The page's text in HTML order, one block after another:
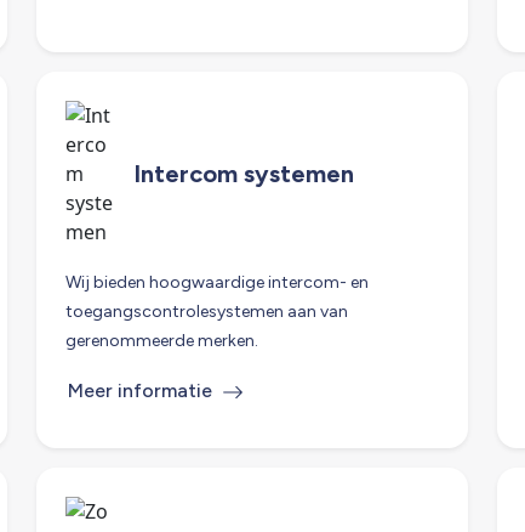
Intercom systemen
Wij bieden hoogwaardige intercom- en
toegangscontrolesystemen aan van
gerenommeerde merken.
Meer informatie